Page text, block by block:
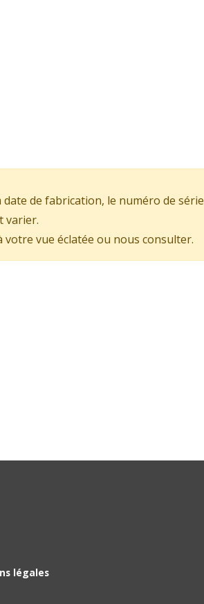
de fabrication, le numéro de série
varier.
votre vue éclatée ou nous consulter.
légales